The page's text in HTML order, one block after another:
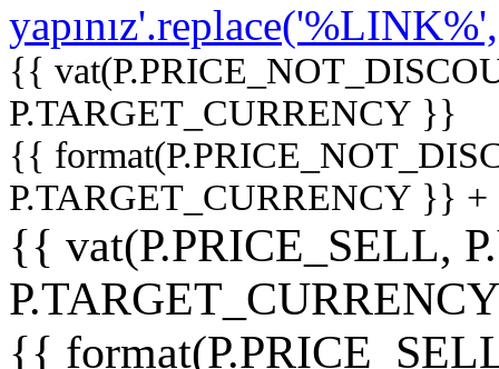
{{
P.TARGET_CURRENCY }}
{{
P.TARGET_CURRENCY }}
{{ vat(P.PRICE_SELL,
{{